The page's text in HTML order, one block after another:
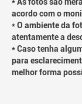
acordo com o
* O ambiente da
atentamente a
* Caso tenha
para
melhor forma